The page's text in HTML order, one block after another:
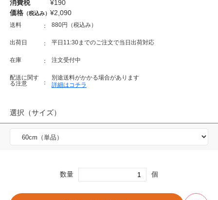
消費税 ¥190
価格 （税込み） ¥2,090
送料 880円（税込み）
出荷日 平日11:30までのご注文で当日出荷対応
在庫 注文受付中
配送に関す
る注意
別途送料がかかる場合があります
詳細はコチラ
選択（サイズ）
数量 個